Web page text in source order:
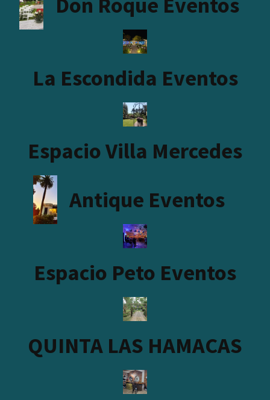
La Escondida Eventos
Espacio Villa Mercedes
Antique Eventos
Espacio Peto Eventos
QUINTA LAS HAMACAS